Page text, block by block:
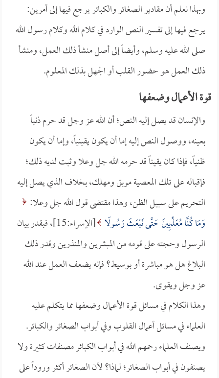
وبهذا نعلم أن مقادير الصغائر والكبائر يرجع فيها إلى أمرين:
يرجع فيها إلى تفسير النص الوارد في كلام الله وكلام رسول الله
صلى الله عليه وسلم، وأيضاً إلى أصل منشأ ذلك العمل، ومنشأ
ذلك العمل هو حضور القلب أو الجهل بذلك المعلوم.
قوة الأعمال وضعفها
والإنسان قد يصل إليه النص؛ أن الله عز وجل قد حرم ذنباً
بعينه، ووصول النص إليه إما أن يكون يقينياً، وإما أن يكون
ظنياً، فإذا كان يقيناً قد حرمه الله جل وعلا وثبت لديه ذلك؛
فإقباله على تلك المعصية موبق ومهلك، بخلاف الذي يصل إليه
التحريم على سبيل الظن، وهذا مقتضى قول الله جل وعلا:
وَمَا كُنَّا مُعَذِّبِينَ حَتَّى نَبْعَثَ رَسُولًا
[الإسراء:15]، فبقدر بيان
الرسول وحجته على قومه من المبشرين والمنذرين وقدر ذلك
البلاغ هل هو مباشرة أو بوسيط؟ فإنه يضعف العمل عند الله
عز وجل ويقوى.
وهذا الكلام في مسائل قوة الأعمال وضعفها مما يتكلم عليه
العلماء في مسائل أعمال القلوب وفي أبواب الصغائر والكبائر.
ويصنف العلماء رحمهم الله في أبواب الكبائر مصنفات كثيرة ولا
يصنفون في أبواب الصغائر؛ لماذا؟ لأن الصغائر أكثر وروداً على